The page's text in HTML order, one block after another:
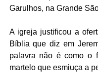
Garulhos, na Grande
A igreja justificou a
Bíblia que diz em
palavra não é como o
martelo que esmiuça a